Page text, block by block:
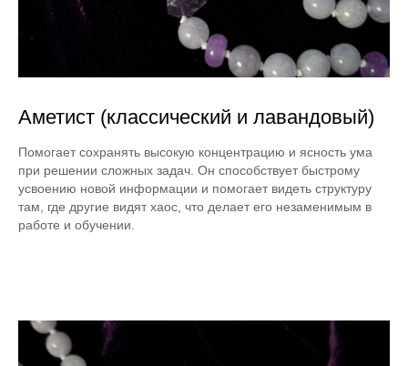
Аметист (классический и лавандовый)
Помогает сохранять высокую концентрацию и ясность ума
при решении сложных задач. Он способствует быстрому
усвоению новой информации и помогает видеть структуру
там, где другие видят хаос, что делает его незаменимым в
работе и обучении.